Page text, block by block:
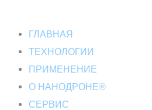
ГЛАВНАЯ
ТЕХНОЛОГИИ
ПРИМЕНЕНИЕ
О НАНОДРОНЕ®
СЕРВИС